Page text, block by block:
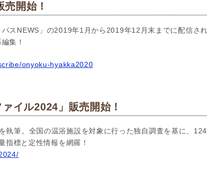
開始！
スNEWS」の2019年1月から2019年12月末までに配信さ
集！
onyoku-hyakka2020
イル2024」販売開始！
執筆。全国の温浴施設を対象に行った独自調査を基に、
指標と定性情報を網羅！